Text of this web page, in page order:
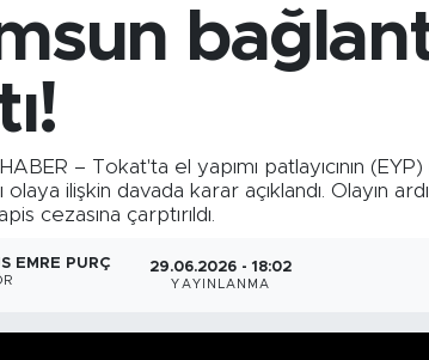
– Tokat'ta el yapımı patlayıcının
olaya ilişkin davada karar açıklandı. Olayın
cezasına çarptırıldı.
EMRE PURÇ 29.06.2026 - 18:02
YAYINLANMA
Haritası
ve Fikstür